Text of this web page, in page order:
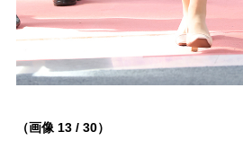
（画像 13 / 30）